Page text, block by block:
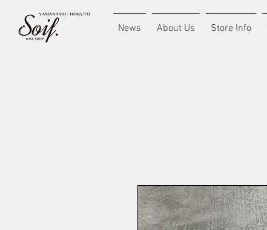
News About Us Store Info